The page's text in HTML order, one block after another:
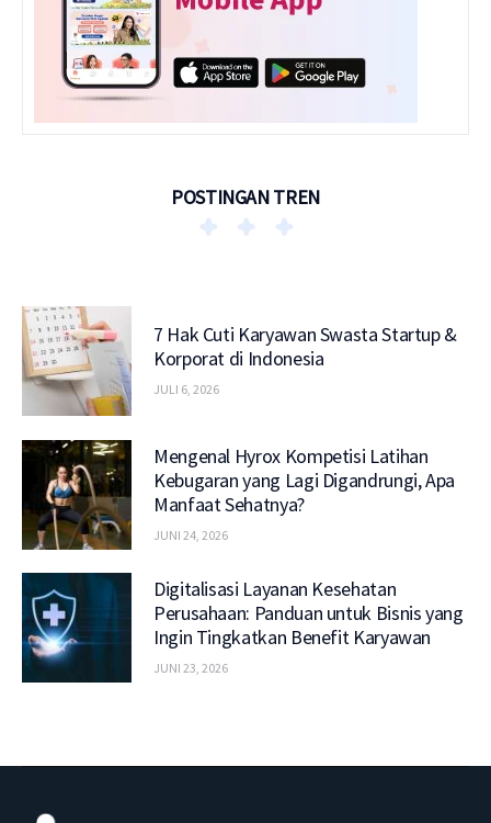
POSTINGAN TREN
7 Hak Cuti Karyawan Swasta Startup &
Korporat di Indonesia
JULI 6, 2026
Mengenal Hyrox Kompetisi Latihan
Kebugaran yang Lagi Digandrungi, Apa
Manfaat Sehatnya?
JUNI 24, 2026
Digitalisasi Layanan Kesehatan
Perusahaan: Panduan untuk Bisnis yang
Ingin Tingkatkan Benefit Karyawan
JUNI 23, 2026